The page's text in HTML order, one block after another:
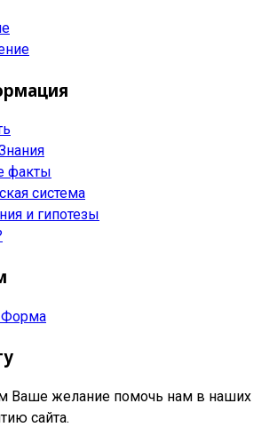
факты
система
и гипотезы
Форма
Ваше желание помочь нам в наших
сайта.